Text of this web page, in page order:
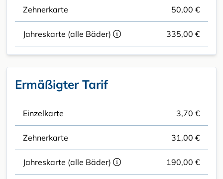
Zehnerkarte 50,00 €
Jahreskarte (alle Bäder) 335,00 €
Ermäßigter Tarif
Einzelkarte 3,70 €
Zehnerkarte 31,00 €
Jahreskarte (alle Bäder) 190,00 €